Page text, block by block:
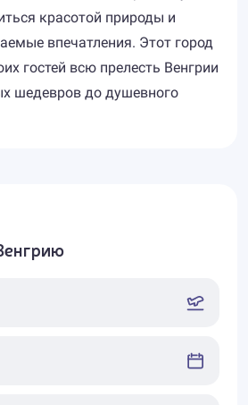
красотой природы и
впечатления. Этот город
гостей всю прелесть Венгрии
шедевров до душевного